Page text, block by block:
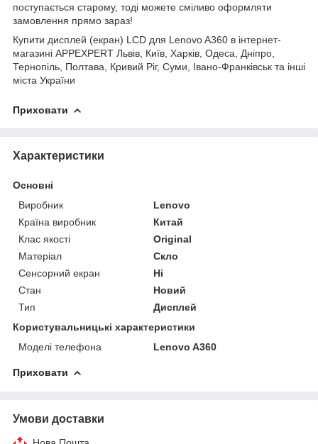
поступається старому, тоді можете сміливо оформляти
замовлення прямо зараз!
Купити дисплей (екран) LCD для Lenovo A360 в інтернет-
магазині APPEXPERT Львів, Київ, Харків, Одеса, Дніпро,
Тернопіль, Полтава, Кривий Ріг, Суми, Івано-Франківськ та інші
міста України
Приховати
Характеристики
Основні
Виробник
Lenovo
Країна виробник
Китай
Клас якості
Original
Матеріал
Скло
Сенсорний екран
Ні
Стан
Новий
Тип
Дисплей
Користувальницькі характеристики
Моделі телефона
Lenovo A360
Приховати
Умови доставки